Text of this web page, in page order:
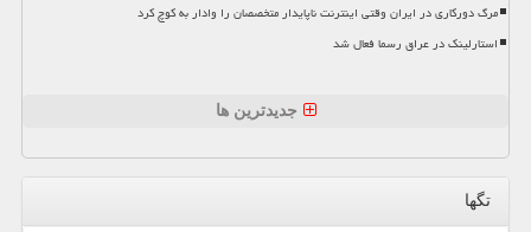
مرگ دورکاری در ایران وقتی اینترنت ناپایدار متخصصان را وادار به کوچ کرد
استارلینک در عراق رسما فعال شد
جدیدترین ها
تگها